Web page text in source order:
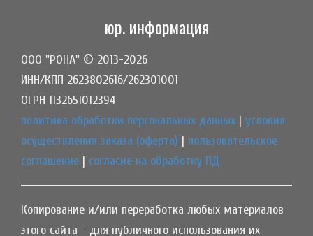
юр. информация
ООО "РОНА" © 2013-2026
ИНН/КПП 2623802616/262301001
ОГРН 1132651012394
политика обработки персональных данных | условия
осуществления заказа (оферта) | пользовательское
соглашение | согласие на обработку ПД
Копирование и/или переработка любых материалов
этого сайта - для публичного использования их